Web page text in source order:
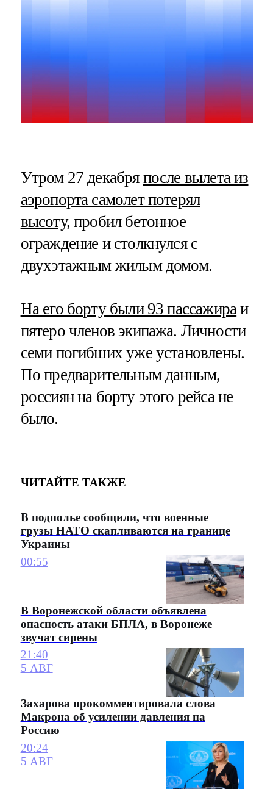
Утром 27 декабря после вылета из
аэропорта самолет потерял
высоту, пробил бетонное
ограждение и столкнулся с
двухэтажным жилым домом.
На его борту были 93 пассажира и
пятеро членов экипажа. Личности
семи погибших уже установлены.
По предварительным данным,
россиян на борту этого рейса не
было.
ЧИТАЙТЕ ТАКЖЕ
В подполье сообщили, что военные
грузы НАТО скапливаются на границе
Украины
00:55
В Воронежской области объявлена
опасность атаки БПЛА, в Воронеже
звучат сирены
21:40
5 АВГ
Захарова прокомментировала слова
Макрона об усилении давления на
Россию
20:24
5 АВГ